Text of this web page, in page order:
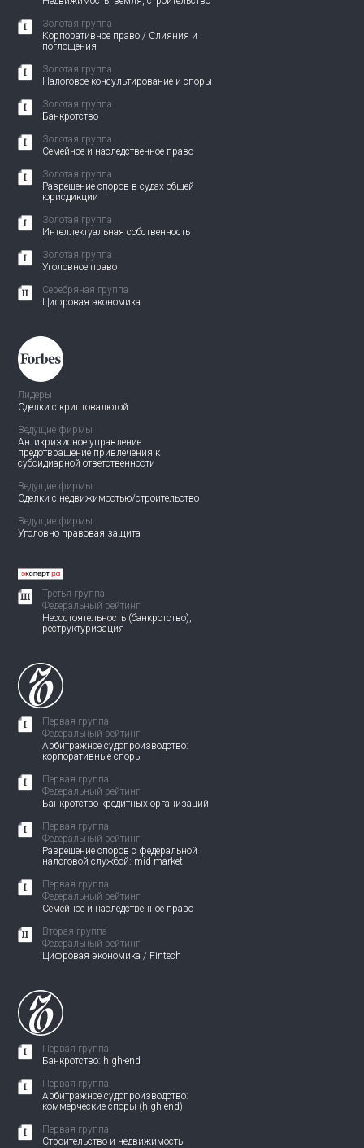
Золотая группа
Корпоративное право / Слияния и
поглощения
Золотая группа
Налоговое консультирование и споры
Золотая группа
Банкротство
Золотая группа
Семейное и наследственное право
Золотая группа
Разрешение споров в судах общей
юрисдикции
Золотая группа
Интеллектуальная собственность
Золотая группа
Уголовное право
Серебряная группа
Цифровая экономика
Лидеры
Сделки с криптовалютой
Ведущие фирмы
Антикризисное управление:
предотвращение привлечения к
субсидиарной ответственности
Ведущие фирмы
Сделки с недвижимостью/строительство
Ведущие фирмы
Уголовно правовая защита
Третья группа
Федеральный рейтинг
Несостоятельность (банкротство),
реструктуризация
Первая группа
Федеральный рейтинг
Арбитражное судопроизводство:
корпоративные споры
Первая группа
Федеральный рейтинг
Банкротство кредитных организаций
Первая группа
Федеральный рейтинг
Разрешение споров с федеральной
налоговой службой: mid-market
Первая группа
Федеральный рейтинг
Семейное и наследственное право
Вторая группа
Федеральный рейтинг
Цифровая экономика / Fintech
Первая группа
Банкротство: high-end
Первая группа
Арбитражное судопроизводство:
коммерческие споры (high-end)
Первая группа
Строительство и недвижимость